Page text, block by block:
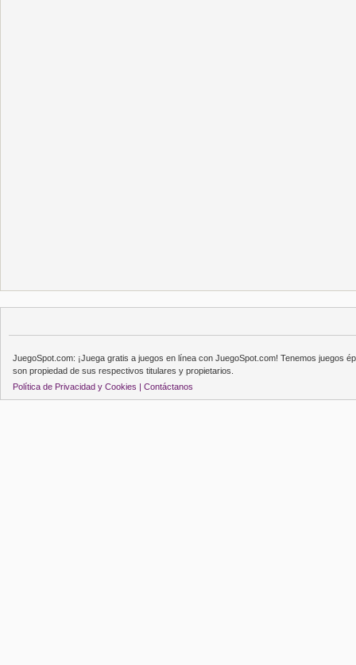
JuegoSpot.com: ¡Juega gratis a juegos en línea con JuegoSpot.com! Tenemos juegos
son propiedad de sus respectivos titulares y propietarios.
Política de Privacidad y Cookies | Contáctanos